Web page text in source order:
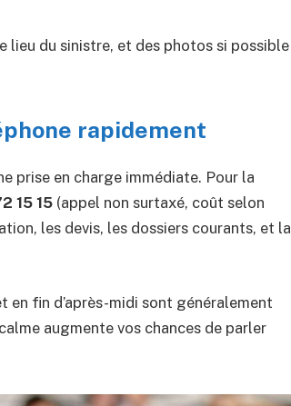
lieu du sinistre, et des photos si possible
rapidement
prise en charge immédiate. Pour la
15 15 (appel non surtaxé, coût selon
les devis, les dossiers courants, et la
en fin d’après-midi sont généralement
augmente vos chances de parler